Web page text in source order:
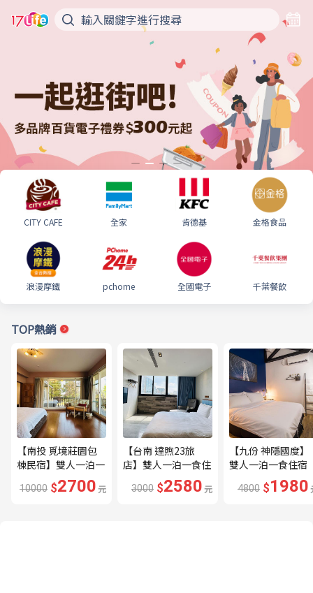
CITY CAFE 全家 肯德基 金格食品
浪漫摩鐵 pchome 全國電子 千葉餐飲
TOP熱銷
【南投 覓境莊園包
棟民宿】雙人一泊一
食住宿券---🔥平日
贈下午茶、兩張券即
10000 $2700元
【台南 達煦23旅
店】雙人一泊一食住
宿券---🔥近海安路
商圈🔥
3000 $2580元
【九份 神隱國度】
雙人一泊一食住宿
券---🔥隱身山城的
秘境住宿🔥
4800 $1980